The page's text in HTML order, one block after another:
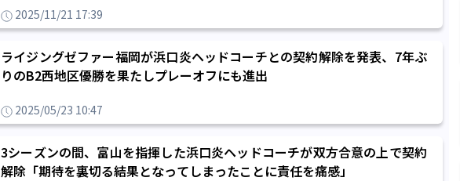
2025/11/21 17:39
ライジングゼファー福岡が浜口炎ヘッドコーチとの契約解除を発表、7年ぶ
りのB2西地区優勝を果たしプレーオフにも進出
2025/05/23 10:47
3シーズンの間、富山を指揮した浜口炎ヘッドコーチが双方合意の上で契約
解除「期待を裏切る結果となってしまったことに責任を痛感」